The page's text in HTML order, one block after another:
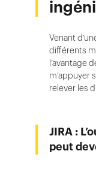
Venant
différents
l’avantage
m’appuyer
relever les
JIRA :
peut